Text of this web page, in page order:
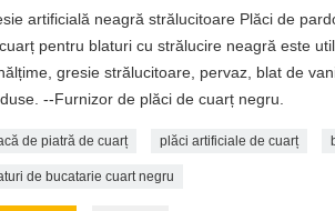
artificială neagră strălucitoare Plăci de
pentru blaturi cu strălucire neagră este
gresie strălucitoare, pervaz, blat de
--Furnizor de plăci de cuarț negru.
de piatră de cuarț plăci artificiale de cuarț
de bucatarie cuart negru